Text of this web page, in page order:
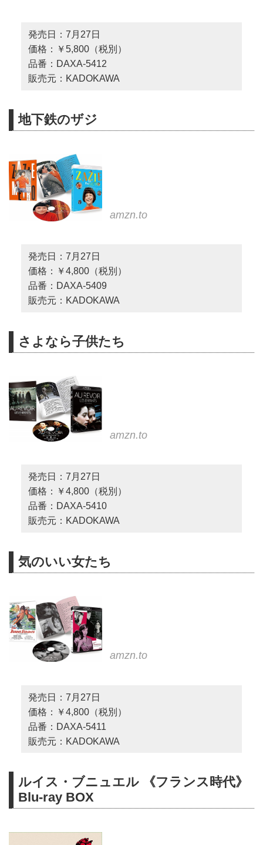
発売日：7月27日
価格：￥5,800（税別）
品番：DAXA-5412
販売元：KADOKAWA
地下鉄のザジ
amzn.to
発売日：7月27日
価格：￥4,800（税別）
品番：DAXA-5409
販売元：KADOKAWA
さよなら子供たち
amzn.to
発売日：7月27日
価格：￥4,800（税別）
品番：DAXA-5410
販売元：KADOKAWA
気のいい女たち
amzn.to
発売日：7月27日
価格：￥4,800（税別）
品番：DAXA-5411
販売元：KADOKAWA
ルイス・ブニュエル 《フランス時代》
Blu-ray BOX